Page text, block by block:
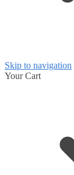
Skip to navigation
Your Cart